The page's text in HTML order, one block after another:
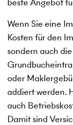
Wenn Sie eine
Kosten für den
sondern auch
oder
addiert werden.
auch
Damit sind